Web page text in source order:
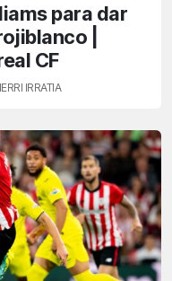
para dar
|
CF
IRRATIA